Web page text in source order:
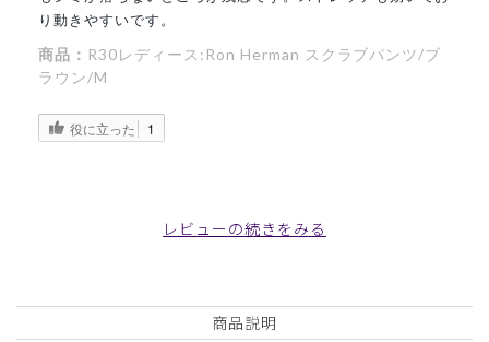
り動きやすいです。
商品： R30レディース:Ron Herman スクラブパンツ/ブ
ラウン/M
役に立った 1
年齢:40代 身長:161-165cm 体重:56-60kg
レビューの続きをみる
商品説明